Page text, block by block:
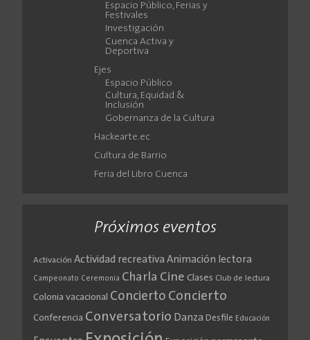
Espacio Público, Ferias y
Festivales
Investigación
Cuenca Activa y
Deportiva
Ejes
Espacio Público
Cultura, Equidad &
Inclusión
Gobernanza de la Cultura
Hackearte.ec
Cultura de Barrio
Feria del Libro Cuenca
Próximos eventos
Activación Actividad recreativa Animación lectora
Campeonato Ceremonia Charla Cine Clases Club de lectura
Colonia vacacional Concierto Concierto
Conferencia Conversatorio Danza Desfile Educación